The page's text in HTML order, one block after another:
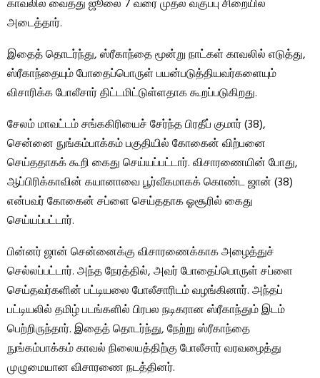
காவலில் வைத்து ஜூலை 7 வரை முதல் வகுப்பு சிறையில்
அடைத்தார்.
இதைத் தொடர்ந்து, ஸ்ரீகாந்தை மூன்று நாட்கள் காவலில் எடுத்து,
ஸ்ரீகாந்தையும் போதைப்பொருள் பயன்படுத்தியவர்களையும்
விசாரிக்க போலீசார் திட்டமிட்டுள்ளதாக கூறப்படுகிறது.
சேலம் மாவட்டம் சங்ககிரியைச் சேர்ந்த பிரதீப் குமார் (38),
சென்னை நுங்கம்பாக்கம் பகுதியில் கோகைன் விற்பனை
செய்ததாகக் கூறி கைது செய்யப்பட்டார். விசாரணையின் போது, ​​
ஆப்பிரிக்காவின் கயானாவை பூர்வீகமாகக் கொண்ட ஜான் (38)
என்பவர் கோகைன் சப்ளை செய்ததாக ஓசூரில் கைது
செய்யப்பட்டார்.
பின்னர் ஜான் சென்னைக்கு விசாரணைக்காக அழைத்துச்
செல்லப்பட்டார். அந்த நேரத்தில், அவர் போதைப்பொருள் சப்ளை
செய்தவர்களின் பட்டியலை போலீசாரிடம் வழங்கினார். அந்தப்
பட்டியலில் தமிழ் படங்களில் பிரபல நடிகரான ஸ்ரீகாந்தும் இடம்
பெற்றிருந்தார். இதைத் தொடர்ந்து, நேற்று ஸ்ரீகாந்தை
நுங்கம்பாக்கம் காவல் நிலையத்திற்கு போலீசார் வரவழைத்து
முழுமையான விசாரணை நடத்தினர்.